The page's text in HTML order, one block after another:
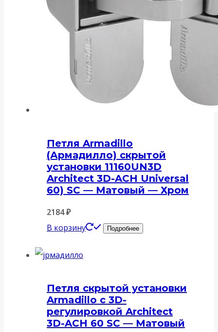
Петля Armadillo
(Армадилло) скрытой
установки 11160UN3D
Architect 3D-ACH Universal
60) SC — Матовый — Хром
2184₽
В корзину
Подробнее
Петля скрытой установки
Armadillo с 3D-
регулировкой Architect
3D-ACH 60 SC — Матовый